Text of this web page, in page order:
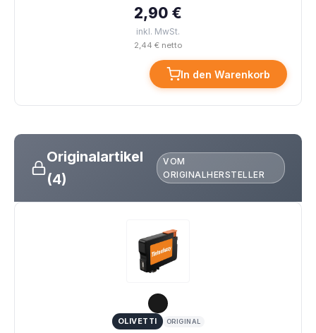
Originalartikel
(4)
VOM
ORIGINALHERSTELLER
OLIVETTI ORIGINAL
2,90 €
inkl. MwSt.
2,44 € netto
In den Warenkorb